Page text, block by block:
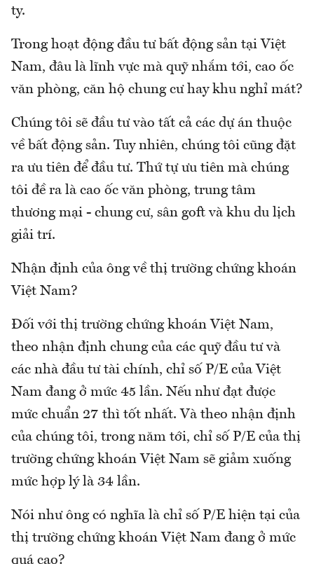
ty.
Trong hoạt động đầu tư bất động sản tại Việt
Nam, đâu là lĩnh vực mà quỹ nhắm tới, cao ốc
văn phòng, căn hộ chung cư hay khu nghỉ mát?
Chúng tôi sẽ đầu tư vào tất cả các dự án thuộc
về bất động sản. Tuy nhiên, chúng tôi cũng đặt
ra ưu tiên để đầu tư. Thứ tự ưu tiên mà chúng
tôi đề ra là cao ốc văn phòng, trung tâm
thương mại - chung cư, sân goft và khu du lịch
giải trí.
Nhận định của ông về thị trường chứng khoán
Việt Nam?
Đối với thị trường chứng khoán Việt Nam,
theo nhận định chung của các quỹ đầu tư và
các nhà đầu tư tài chính, chỉ số P/E của Việt
Nam đang ở mức 45 lần. Nếu như đạt được
mức chuẩn 27 thì tốt nhất. Và theo nhận định
của chúng tôi, trong năm tới, chỉ số P/E của thị
trường chứng khoán Việt Nam sẽ giảm xuống
mức hợp lý là 34 lần.
Nói như ông có nghĩa là chỉ số P/E hiện tại của
thị trường chứng khoán Việt Nam đang ở mức
quá cao?